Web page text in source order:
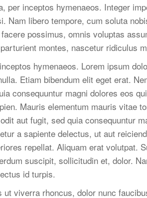
per inceptos hymenaeos. Integer
Nam libero tempore, cum soluta
possimus, omnis voluptas
montes, nascetur ridiculus
hymenaeos. Lorem ipsum
Etiam bibendum elit eget erat.
consequuntur magni dolores eos
Mauris elementum mauris vitae
aut fugit, sed quia consequuntur
a sapiente delectus, ut aut
repellat. Aliquam erat volutpat.
suscipit, sollicitudin et, dolor.
id turpis.
viverra rhoncus, dolor nunc